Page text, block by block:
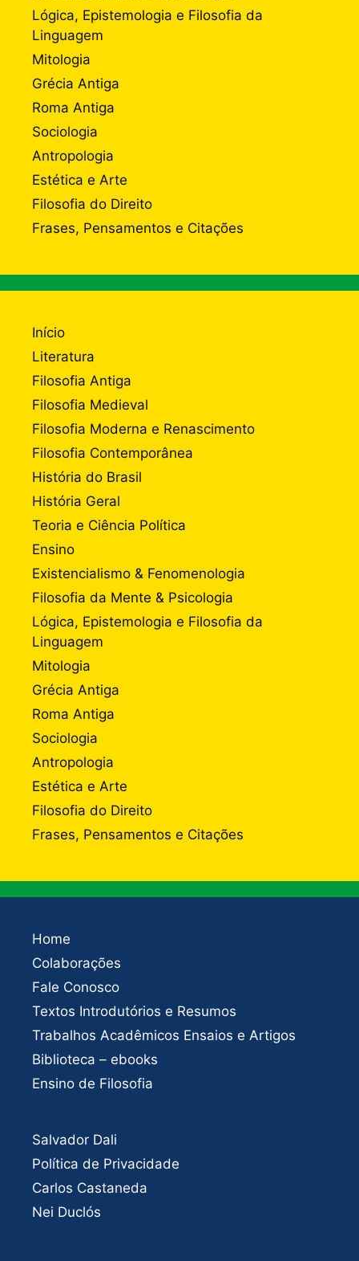
Lógica, Epistemologia e Filosofia da
Linguagem
Mitologia
Grécia Antiga
Roma Antiga
Sociologia
Antropologia
Estética e Arte
Filosofia do Direito
Frases, Pensamentos e Citações
Início
Literatura
Filosofia Antiga
Filosofia Medieval
Filosofia Moderna e Renascimento
Filosofia Contemporânea
História do Brasil
História Geral
Teoria e Ciência Política
Ensino
Existencialismo & Fenomenologia
Filosofia da Mente & Psicologia
Lógica, Epistemologia e Filosofia da
Linguagem
Mitologia
Grécia Antiga
Roma Antiga
Sociologia
Antropologia
Estética e Arte
Filosofia do Direito
Frases, Pensamentos e Citações
Home
Colaborações
Fale Conosco
Textos Introdutórios e Resumos
Trabalhos Acadêmicos Ensaios e Artigos
Biblioteca – ebooks
Ensino de Filosofia
Salvador Dali
Política de Privacidade
Carlos Castaneda
Nei Duclós